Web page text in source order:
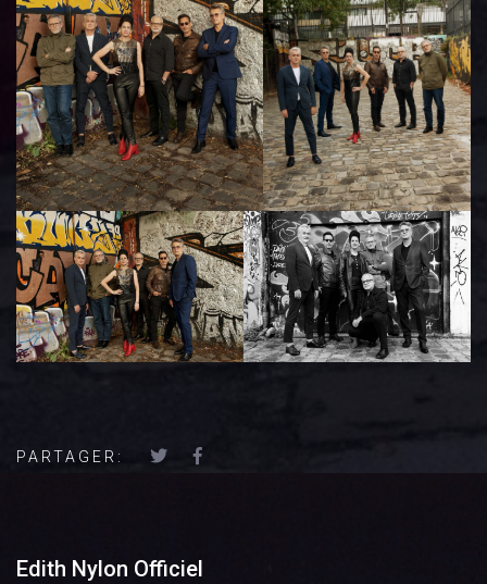
PARTAGER:
Edith Nylon Officiel